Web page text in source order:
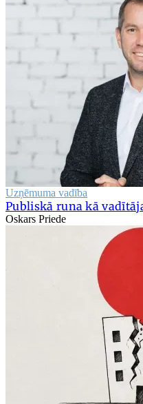
Uzņēmuma vadība
Publiskā runa kā
Oskars Priede